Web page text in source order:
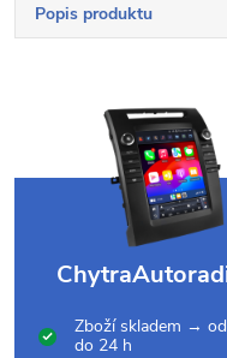
Popis produktu
Zboží skladem →
do 24 h